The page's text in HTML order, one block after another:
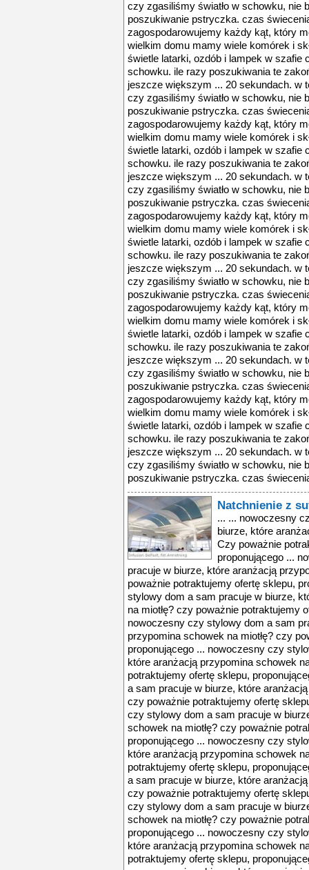
czy zgasiliśmy światło w schowku, nie
poszukiwanie pstryczka. czas
zagospodarowujemy każdy kąt, który
wielkim domu mamy wiele komórek i
świetle latarki, ozdób i lampek w
schowku. ile razy poszukiwania te
jeszcze większym ... 20 sekundach. w
czy zgasiliśmy światło w schowku, nie
poszukiwanie pstryczka. czas
zagospodarowujemy każdy kąt, który
wielkim domu mamy wiele komórek i
świetle latarki, ozdób i lampek w
schowku. ile razy poszukiwania te
jeszcze większym ... 20 sekundach. w
czy zgasiliśmy światło w schowku, nie
poszukiwanie pstryczka. czas
zagospodarowujemy każdy kąt, który
wielkim domu mamy wiele komórek i
świetle latarki, ozdób i lampek w
schowku. ile razy poszukiwania te
jeszcze większym ... 20 sekundach. w
czy zgasiliśmy światło w schowku, nie
poszukiwanie pstryczka. czas
zagospodarowujemy każdy kąt, który
wielkim domu mamy wiele komórek i
świetle latarki, ozdób i lampek w
schowku. ile razy poszukiwania te
jeszcze większym ... 20 sekundach. w
czy zgasiliśmy światło w schowku, nie
poszukiwanie pstryczka. czas
zagospodarowujemy każdy kąt, który
wielkim domu mamy wiele komórek i
świetle latarki, ozdób i lampek w
schowku. ile razy poszukiwania te
jeszcze większym ... 20 sekundach. w
czy zgasiliśmy światło w schowku, nie
poszukiwanie pstryczka. czas
Natchnienie z
... ... nowoczesny
biurze, które
Czy poważnie
proponującego ...
pracuje w biurze, które aranżacją
poważnie potraktujemy ofertę sklepu,
stylowy dom a sam pracuje w biurze,
na miotłę? czy poważnie potraktujemy
nowoczesny czy stylowy dom a sam
przypomina schowek na miotłę? czy
proponującego ... nowoczesny czy
które aranżacją przypomina schowek
potraktujemy ofertę sklepu,
a sam pracuje w biurze, które
czy poważnie potraktujemy ofertę
czy stylowy dom a sam pracuje w
schowek na miotłę? czy poważnie
proponującego ... nowoczesny czy
które aranżacją przypomina schowek
potraktujemy ofertę sklepu,
a sam pracuje w biurze, które
czy poważnie potraktujemy ofertę
czy stylowy dom a sam pracuje w
schowek na miotłę? czy poważnie
proponującego ... nowoczesny czy
które aranżacją przypomina schowek
potraktujemy ofertę sklepu,